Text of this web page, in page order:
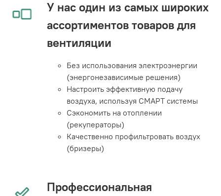
У нас один из самых широких
ассортиментов товаров для
вентиляции
Без использования электроэнергии
(энергонезависимые решения)
Настроить эффективную подачу
воздуха, используя СМАРТ системы
Сэкономить на отоплении
(рекуператоры)
Качественно профильтровать воздух
(бризеры)
Профессиональная